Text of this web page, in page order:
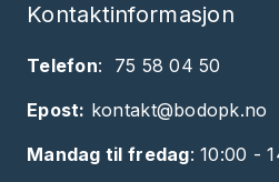
Kontaktinformasjon
Telefon: 75 58 04 50
Epost: kontakt@bodopk.no
Mandag til fredag: 10:00 -